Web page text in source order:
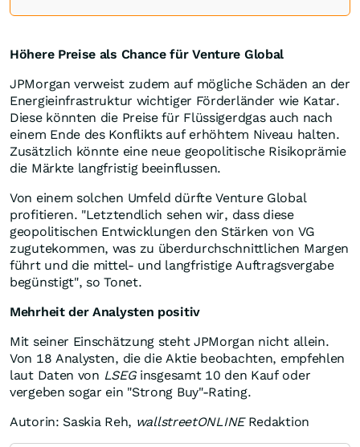
Höhere Preise als Chance für Venture Global
JPMorgan verweist zudem auf mögliche Schäden an der
Energieinfrastruktur wichtiger Förderländer wie Katar.
Diese könnten die Preise für Flüssigerdgas auch nach
einem Ende des Konflikts auf erhöhtem Niveau halten.
Zusätzlich könnte eine neue geopolitische Risikoprämie
die Märkte langfristig beeinflussen.
Von einem solchen Umfeld dürfte Venture Global
profitieren. "Letztendlich sehen wir, dass diese
geopolitischen Entwicklungen den Stärken von VG
zugutekommen, was zu überdurchschnittlichen Margen
führt und die mittel- und langfristige Auftragsvergabe
begünstigt", so Tonet.
Mehrheit der Analysten positiv
Mit seiner Einschätzung steht JPMorgan nicht allein.
Von 18 Analysten, die die Aktie beobachten, empfehlen
laut Daten von LSEGinsgesamt 10 den Kauf oder
vergeben sogar ein "Strong Buy"-Rating.
Autorin: Saskia Reh, wallstreetONLINERedaktion